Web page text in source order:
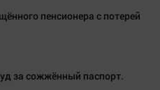
пенсионера с потерей
за сожжённый паспорт.